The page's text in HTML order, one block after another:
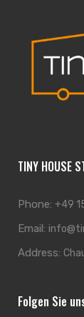
TINY HOUSE
Phone: +49
Email:
Address:
Folgen Sie